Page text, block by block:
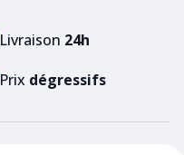
Livraison 24h
Prix dégressifs